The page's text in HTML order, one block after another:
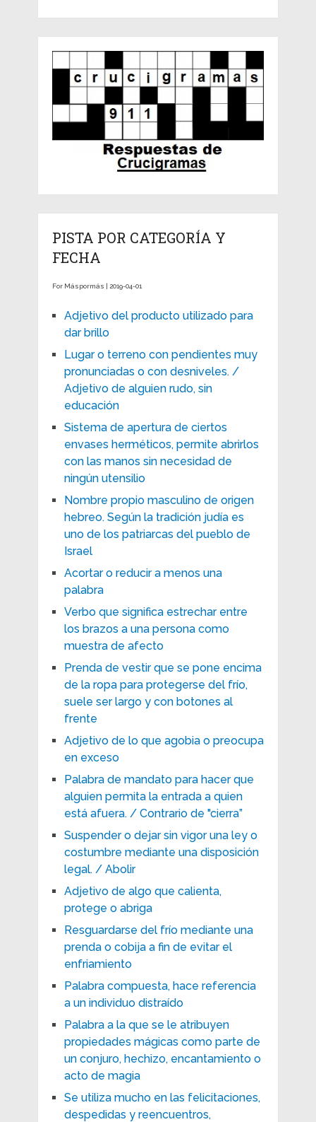
PISTA POR CATEGORÍA Y
FECHA
For Máspormás | 2019-04-01
Adjetivo del producto utilizado para
dar brillo
Lugar o terreno con pendientes muy
pronunciadas o con desniveles. /
Adjetivo de alguien rudo, sin
educación
Sistema de apertura de ciertos
envases herméticos, permite abrirlos
con las manos sin necesidad de
ningún utensilio
Nombre propio masculino de origen
hebreo. Según la tradición judía es
uno de los patriarcas del pueblo de
Israel
Acortar o reducir a menos una
palabra
Verbo que significa estrechar entre
los brazos a una persona como
muestra de afecto
Prenda de vestir que se pone encima
de la ropa para protegerse del frío,
suele ser largo y con botones al
frente
Adjetivo de lo que agobia o preocupa
en exceso
Palabra de mandato para hacer que
alguien permita la entrada a quien
está afuera. / Contrario de "cierra”
Suspender o dejar sin vigor una ley o
costumbre mediante una disposición
legal. / Abolir
Adjetivo de algo que calienta,
protege o abriga
Resguardarse del frío mediante una
prenda o cobija a fin de evitar el
enfriamiento
Palabra compuesta, hace referencia
a un individuo distraído
Palabra a la que se le atribuyen
propiedades mágicas como parte de
un conjuro, hechizo, encantamiento o
acto de magia
Se utiliza mucho en las felicitaciones,
despedidas y reencuentros,